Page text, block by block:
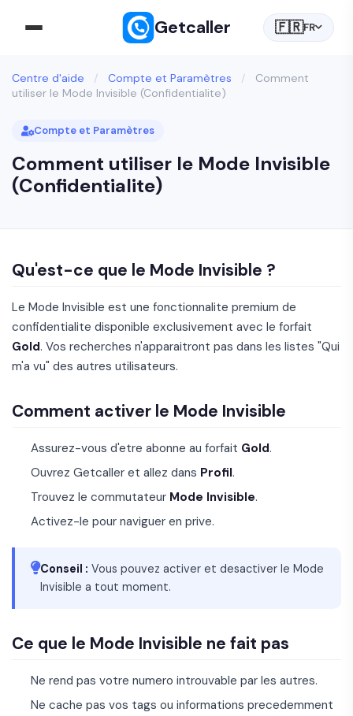
Getcaller 🇫🇷FR
Centre d'aide / Compte et Paramètres /
Comment
utiliser le Mode Invisible (Confidentialite)
Compte et Paramètres
Comment utiliser le Mode Invisible
(Confidentialite)
Qu'est-ce que le Mode Invisible ?
Le Mode Invisible est une fonctionnalite premium de
confidentialite disponible exclusivement avec le forfait
Gold. Vos recherches n'apparaitront pas dans les listes "Qui
m'a vu" des autres utilisateurs.
Comment activer le Mode Invisible
Assurez-vous d'etre abonne au forfait Gold.
Ouvrez Getcaller et allez dans Profil.
Trouvez le commutateur Mode Invisible.
Activez-le pour naviguer en prive.
Conseil : Vous pouvez activer et desactiver le Mode
Invisible a tout moment.
Ce que le Mode Invisible ne fait pas
Ne rend pas votre numero introuvable par les autres.
Ne cache pas vos tags ou informations precedemment